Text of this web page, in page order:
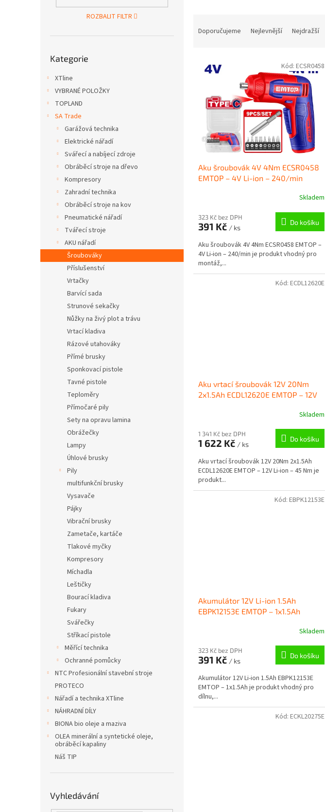
ROZBALIT FILTR
kategorie
Kategorie
XTline
VYBRANÉ POLOŽKY
TOPLAND
SA Trade
Garážová technika
Elektrické nářadí
Svářecí a nabíjecí zdroje
Obráběcí stroje na dřevo
Kompresory
Zahradní technika
Obráběcí stroje na kov
Pneumatické nářadí
Tvářecí stroje
AKU nářadí
Šroubováky
Příslušenství
Vrtačky
Barvící sada
Strunové sekačky
Nůžky na živý plot a trávu
Vrtací kladiva
Rázové utahováky
Přímé brusky
Sponkovací pistole
Tavné pistole
Teploměry
Přímočaré pily
Sety na opravu lamina
Obrážečky
Lampy
Úhlové brusky
Pily
multifunkční brusky
Vysavače
Pájky
Vibrační brusky
Zametače, kartáče
Tlakové myčky
Kompresory
Míchadla
Leštičky
Bourací kladiva
Fukary
Svářečky
Stříkací pistole
Měřící technika
Ochranné pomůcky
NTC Profesionální stavební stroje
PROTECO
Nářadí a technika XTline
NÁHRADNÍ DÍLY
BIONA bio oleje a maziva
OLEA minerální a syntetické oleje,
obráběcí kapaliny
Náš TIP
Vyhledávání
Doporučujeme Nejlevnější Nejdražší
Aku šroubovák 4V 4Nm ECSR0458
EMTOP – 4V Li-ion – 240/min
Skladem
323 Kč bez DPH
391 Kč / ks
Do košíku
Aku šroubovák 4V 4Nm ECSR0458 EMTOP –
4V Li-ion – 240/min je produkt vhodný pro
montáž,...
Kód: ECSR0458
Aku vrtací šroubovák 12V 20Nm
2x1.5Ah ECDL12620E EMTOP – 12V
Skladem
1 341 Kč bez DPH
1 622 Kč / ks
Do košíku
Aku vrtací šroubovák 12V 20Nm 2x1.5Ah
ECDL12620E EMTOP – 12V Li-ion – 45 Nm je
produkt...
Kód: ECDL12620E
Akumulátor 12V Li-ion 1.5Ah
EBPK12153E EMTOP – 1x1.5Ah
Skladem
323 Kč bez DPH
391 Kč / ks
Do košíku
Akumulátor 12V Li-ion 1.5Ah EBPK12153E
EMTOP – 1x1.5Ah je produkt vhodný pro
dílnu,...
Kód: EBPK12153E
Kód: ECKL20275E